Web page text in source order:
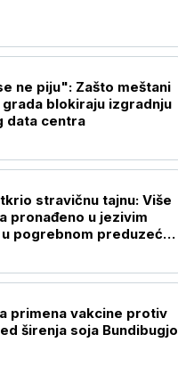
ne piju": Zašto meštani
blokiraju izgradnju
data centra
stravičnu tajnu: Više
pronađeno u jezivim
pogrebnom preduzeću
primena vakcine protiv
širenja soja Bundibugjo